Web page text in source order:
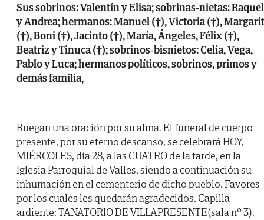
Sus sobrinos: Valentín y Elisa; sobrinas-nietas: Raquel
y Andrea; hermanos: Manuel (†), Victoria (†),
(†), Boni (†), Jacinto (†), María, Ángeles, Félix (†),
Beatriz y Tinuca (†); sobrinos-bisnietos: Celia, Vega,
Pablo y Luca; hermanos políticos, sobrinos, primos y
demás familia,
Ruegan una oración por su alma. El funeral de cuerpo
presente, por su eterno descanso, se celebrará HOY,
MIÉRCOLES, día 28, a las CUATRO de la tarde, en la
Iglesia Parroquial de Valles, siendo a continuación su
inhumación en el cementerio de dicho pueblo. Favores
por los cuales les quedarán agradecidos. Capilla
ardiente: TANATORIO DE VILLAPRESENTE(sala nº 3).